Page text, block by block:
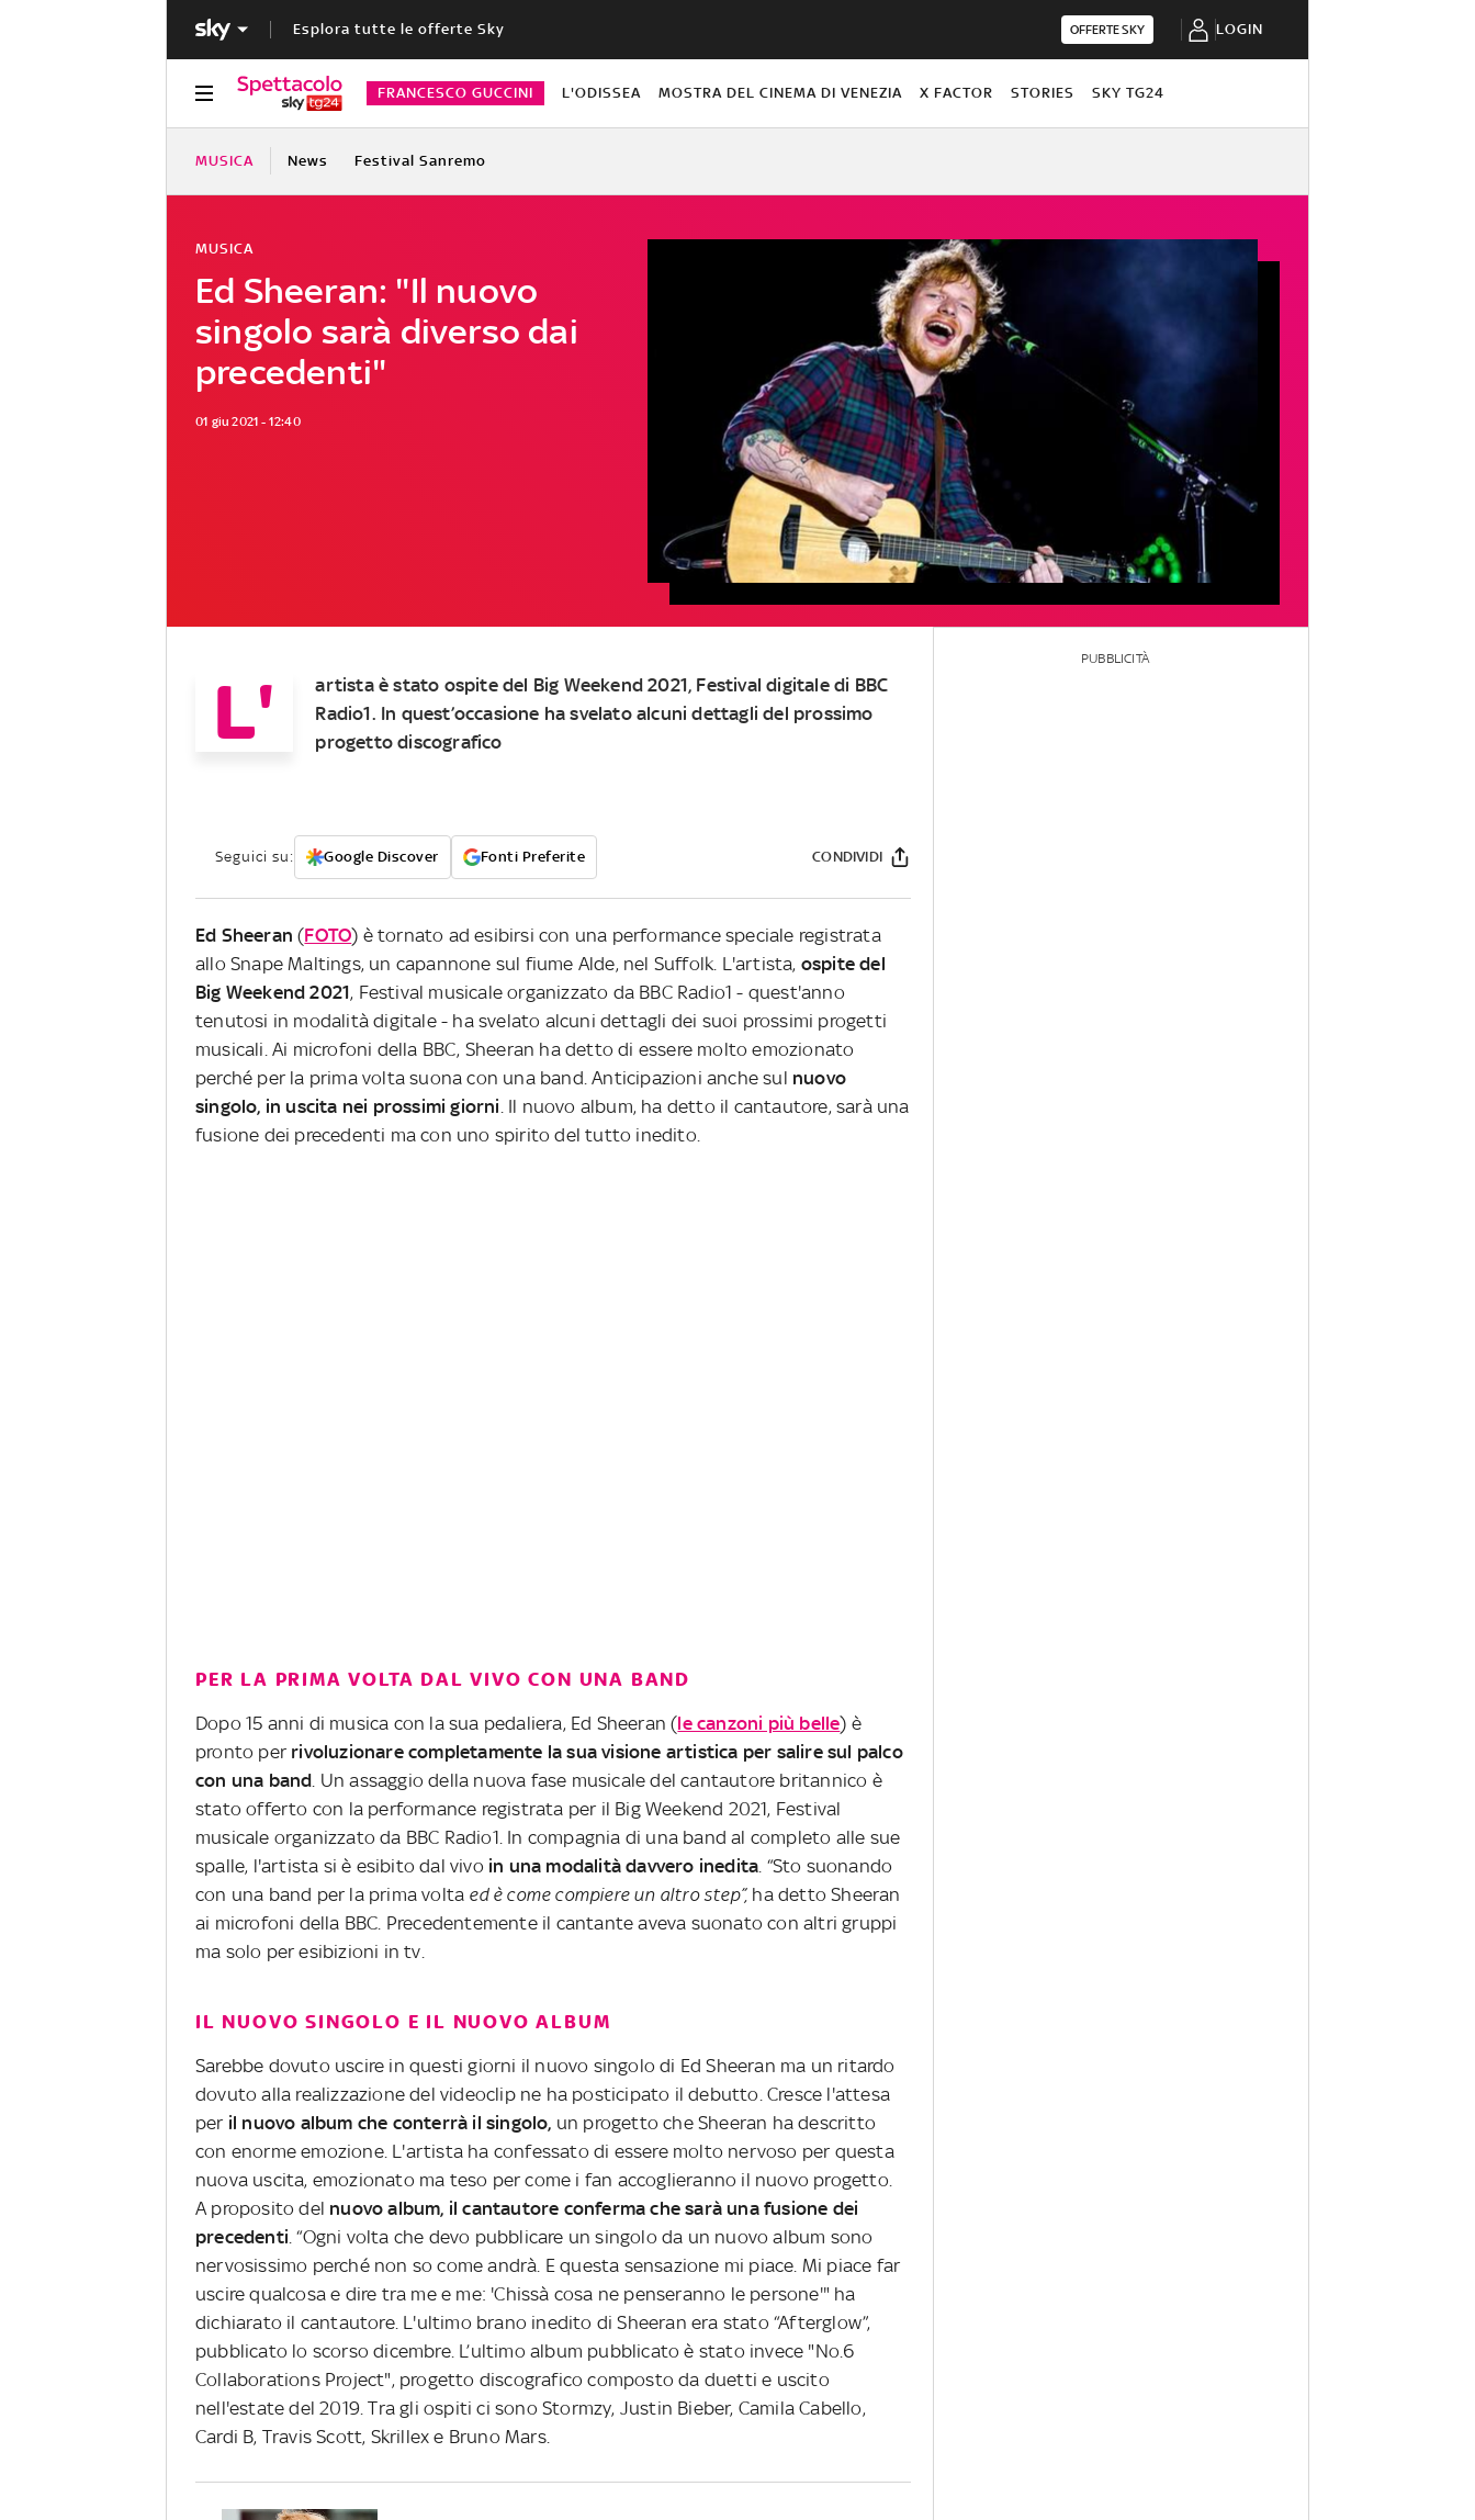
Esplora tutte le offerte Sky OFFERTE SKY LOGIN
FRANCESCO GUCCINI L'ODISSEA MOSTRA DEL CINEMA DI VENEZIA X FACTOR STORIES SKY TG24
MUSICA News Festival Sanremo
Ed Sheeran: "Il nuovo
singolo sarà diverso dai
precedenti"
MUSICA
01 giu 2021 - 12:40
L'
artista è stato ospite del Big Weekend 2021, Festival digitale di BBC
Radio1. In quest’occasione ha svelato alcuni dettagli del prossimo
progetto discografico
Seguici su: Google Discover Fonti Preferite CONDIVIDI
Ed Sheeran (FOTO) è tornato ad esibirsi con una performance speciale registrata
allo Snape Maltings, un capannone sul fiume Alde, nel Suffolk. L'artista, ospite del
Big Weekend 2021, Festival musicale organizzato da BBC Radio1 - quest'anno
tenutosi in modalità digitale - ha svelato alcuni dettagli dei suoi prossimi progetti
musicali. Ai microfoni della BBC, Sheeran ha detto di essere molto emozionato
perché per la prima volta suona con una band. Anticipazioni anche sul nuovo
singolo, in uscita nei prossimi giorni . Il nuovo album, ha detto il cantautore, sarà una
fusione dei precedenti ma con uno spirito del tutto inedito.
PER LA PRIMA VOLTA DAL VIVO CON UNA BAND
Dopo 15 anni di musica con la sua pedaliera, Ed Sheeran (le canzoni più belle) è
pronto per rivoluzionare completamente la sua visione artistica per salire sul palco
con una band . Un assaggio della nuova fase musicale del cantautore britannico è
stato offerto con la performance registrata per il Big Weekend 2021, Festival
musicale organizzato da BBC Radio1. In compagnia di una band al completo alle sue
spalle, l'artista si è esibito dal vivo in una modalità davvero inedita . “Sto suonando
con una band per la prima volta ed è come compiere un altro step”, ha detto Sheeran
ai microfoni della BBC. Precedentemente il cantante aveva suonato con altri gruppi
ma solo per esibizioni in tv.
IL NUOVO SINGOLO E IL NUOVO ALBUM
Sarebbe dovuto uscire in questi giorni il nuovo singolo di Ed Sheeran ma un ritardo
dovuto alla realizzazione del videoclip ne ha posticipato il debutto. Cresce l'attesa
per il nuovo album che conterrà il singolo, un progetto che Sheeran ha descritto
con enorme emozione. L'artista ha confessato di essere molto nervoso per questa
nuova uscita, emozionato ma teso per come i fan accoglieranno il nuovo progetto.
A proposito del nuovo album, il cantautore conferma che sarà una fusione dei
precedenti . “Ogni volta che devo pubblicare un singolo da un nuovo album sono
nervosissimo perché non so come andrà. E questa sensazione mi piace. Mi piace far
uscire qualcosa e dire tra me e me: 'Chissà cosa ne penseranno le persone'" ha
dichiarato il cantautore. L'ultimo brano inedito di Sheeran era stato “Afterglow”,
pubblicato lo scorso dicembre. L’ultimo album pubblicato è stato invece "No.6
Collaborations Project", progetto discografico composto da duetti e uscito
nell'estate del 2019. Tra gli ospiti ci sono Stormzy, Justin Bieber, Camila Cabello,
Cardi B, Travis Scott, Skrillex e Bruno Mars.
PUBBLICITÀ